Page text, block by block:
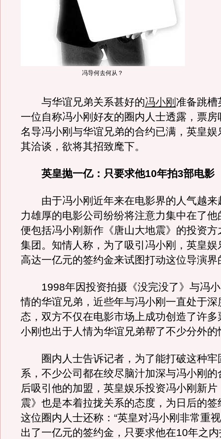
冯导何去何从？
与华谊兄弟关系甚好的冯小刚 准备跳槽
一位自称冯小刚好友的圈内人士透露，票
名导冯小刚与华谊兄弟的合约已满，英皇娱
其洽谈，欲将其招致麾下。
英皇抛一亿：只要求他10年拍3部电影
由于冯小刚近年来在电影界的人气越来
力雄厚的电影公司纷纷将注意力集中在了他
便包括冯小刚新作《唐山大地震》的投资方
集团。知情人称，为了吸引冯小刚，英皇娱
高达一亿元的签约金来试图打动这位导演界
1998年因投资拍摄《没完没了》与冯小
情的华谊兄弟，近些年与冯小刚一直处于深
态，双方不仅在电影市场上成功创造了许多
小刚也出于人情为华谊兄弟帮了不少分外的
圈内人士告诉记者，为了能打破这种牢
系，不少公司都在绞尽脑汁加深与冯小刚的
后吸引他的加盟，英皇娱乐投资冯小刚新片
震》也是本着拉拢关系的态度，为日后的
这位圈内人士还称：“英皇对冯小刚非常重
出了一亿元的签约金，只要求他在10年之